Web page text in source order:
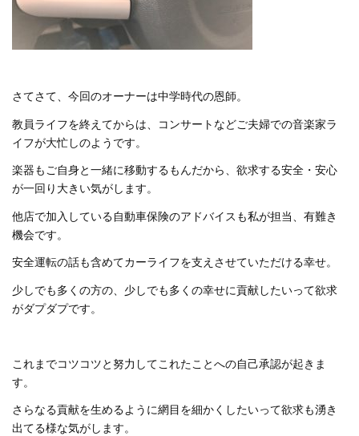
さてさて、今回のオーナーは中学時代の恩師。
教員ライフを終えてからは、コンサートなどご夫婦での音楽家ラ
イフが大忙しのようです。
楽器もご自身と一緒に移動するもんだから、欲求する安全・安心
が一回り大きい気がします。
他店で加入している自動車保険のアドバイスも私が担当、有難き
機会です。
安全運転の話も含めてカーライフを支えさせていただける幸せ。
少しでも多くの方の、少しでも多くの幸せに貢献したいって欲求
がダプダプです。
これまでコツコツと努力してこれたことへの自己承認が起きま
す。
さらなる貢献を生めるように網目を細かくしたいって欲求も湧き
出てる様な気がします。